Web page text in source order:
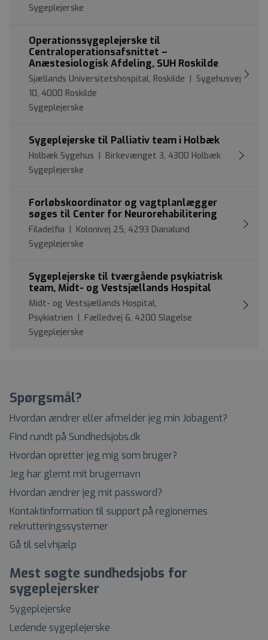
Sygeplejerske
Operationssygeplejerske til
Centraloperationsafsnittet –
Anæstesiologisk Afdeling, SUH Roskilde
Sjællands Universitetshospital, Roskilde | Sygehusvej
10, 4000 Roskilde
Sygeplejerske
Sygeplejerske til Palliativ team i Holbæk
Holbæk Sygehus | Birkevænget 3, 4300 Holbæk
Sygeplejerske
Forløbskoordinator og vagtplanlægger
søges til Center for Neurorehabilitering
Filadelfia | Kolonivej 25, 4293 Dianalund
Sygeplejerske
Sygeplejerske til tværgående psykiatrisk
team, Midt- og Vestsjællands Hospital
Midt- og Vestsjællands Hospital,
Psykiatrien | Fælledvej 6, 4200 Slagelse
Sygeplejerske
Spørgsmål?
Hvordan ændrer eller afmelder jeg min Jobagent?
Find rundt på Sundhedsjobs.dk
Hvordan opretter jeg mig som bruger?
Jeg har glemt mit brugernavn
Hvordan ændrer jeg mit password?
Kontaktinformation til support på regionernes
rekrutteringssystemer
Gå til selvhjælp
Mest søgte sundhedsjobs for
sygeplejersker
Sygeplejerske
Ledende sygeplejerske